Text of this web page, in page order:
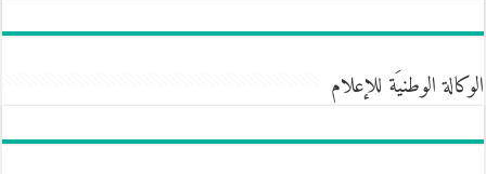
الوكالة الوطنيَة للإعلام